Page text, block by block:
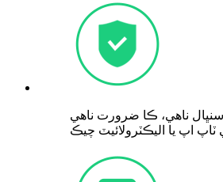
ناهي، ڪا ضرورت ناهي
ٽاپ اپ يا اليڪٽرولائيٽ چيڪ